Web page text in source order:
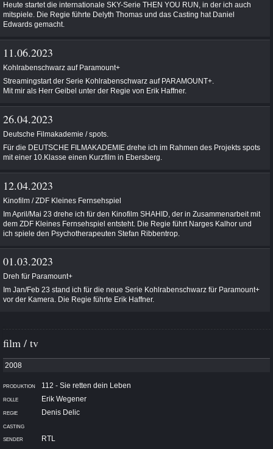
Heute startet die internationale SKY-Serie THEN YOU RUN, in der ich auch
mitspiele. Die Regie führte Delyth Thomas und das Casting hat Daniel
Edwards gemacht.
11.06.2023
Kohlrabenschwarz auf Paramount+
Streamingstart der Serie Kohlrabenschwarz auf PARAMOUNT+.
Mit mir als Herr Geibel unter der Regie von Erik Haffner.
26.04.2023
Deutsche Filmakademie / spots.
Für die DEUTSCHE FILMAKADEMIE drehe ich im Rahmen des Projekts spots
mit einer 10.Klasse einen Kurzfilm in Ebersberg.
12.04.2023
Kinofilm / ZDF Kleines Fernsehspiel
Im April/Mai 23 drehe ich für den Kinofilm SHAHID, der in Zusammenarbeit mit
dem ZDF Kleines Fernsehspiel entsteht. Die Regie führt Narges Kalhor und
ich spiele den Psychotherapeuten Stefan Ribbentrop.
01.03.2023
Dreh für Paramount+
Im Jan/Feb 23 stand ich für die neue Serie Kohlrabenschwarz für Paramount+
vor der Kamera. Die Regie führte Erik Haffner.
film / tv
112 - Sie retten dein Leben
Erik Wegener
Denis Delic
RTL